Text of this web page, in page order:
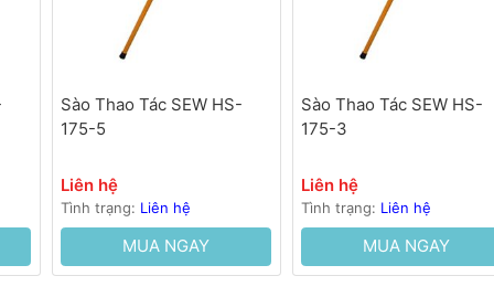
Sào Thao Tác SEW HS-
175-5
Liên hệ
Tình trạng: Liên hệ
MUA NGAY
Sào Thao Tác SEW HS-
175-3
Liên hệ
Tình trạng: Liên hệ
MUA NGAY